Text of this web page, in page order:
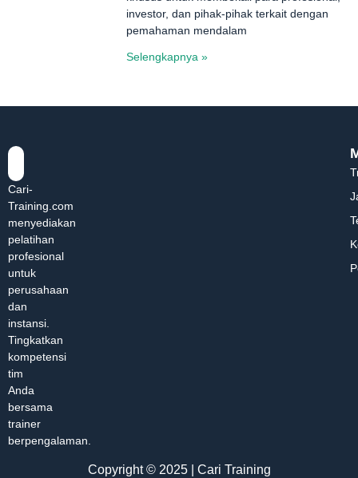
investor, dan pihak-pihak terkait dengan
pemahaman mendalam
Selengkapnya »
Cari-
Training.com
menyediakan
pelatihan
profesional
untuk
perusahaan
dan
instansi.
Tingkatkan
kompetensi
tim
Anda
bersama
trainer
berpengalaman.
Copyright © 2025 | Cari Training